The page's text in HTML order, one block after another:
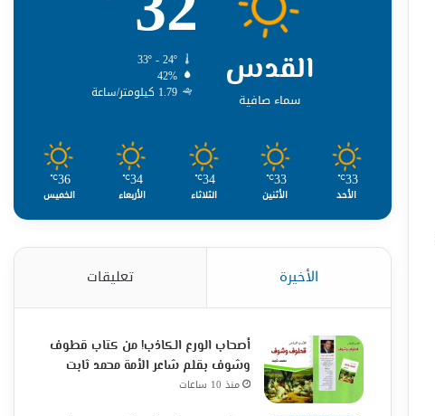
القدس
سماء صافية
33º - 24º
42%
1.79 كيلومتر/ساعة
33
℃
الأحد
33
℃
الأثنين
34
℃
الثلاثاء
34
℃
الأربعاء
36
℃
الخميس
الأخيرة تعليقات
أصحاب الورع الكاذب! من كتاب قطوف
وشوف بقلم شاعر الأمة محمد ثابت
منذ 10 ساعات